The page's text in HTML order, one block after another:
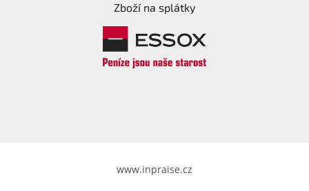
Zboží na splátky
www.inpraise.cz